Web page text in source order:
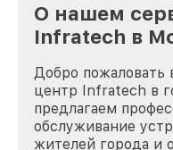
О нашем
Infratech в
Добро пожаловать
центр Infratech в
предлагаем
обслуживание
жителей города и